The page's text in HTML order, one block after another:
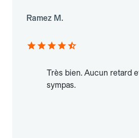
Ramez M.
Très bien. Aucun retard
sympas.